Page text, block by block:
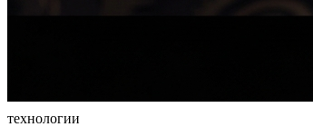
технологии